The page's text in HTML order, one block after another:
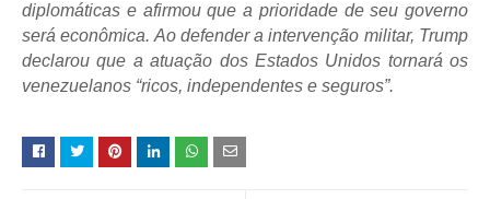
diplomáticas e afirmou que a prioridade de seu governo
será econômica. Ao defender a intervenção militar, Trump
declarou que a atuação dos Estados Unidos tornará os
venezuelanos “ricos, independentes e seguros”.